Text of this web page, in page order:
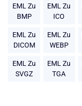
EML Zu
BMP
EML Zu
ICO
EML Zu
DICOM
EML Zu
WEBP
EML Zu
SVGZ
EML Zu
TGA